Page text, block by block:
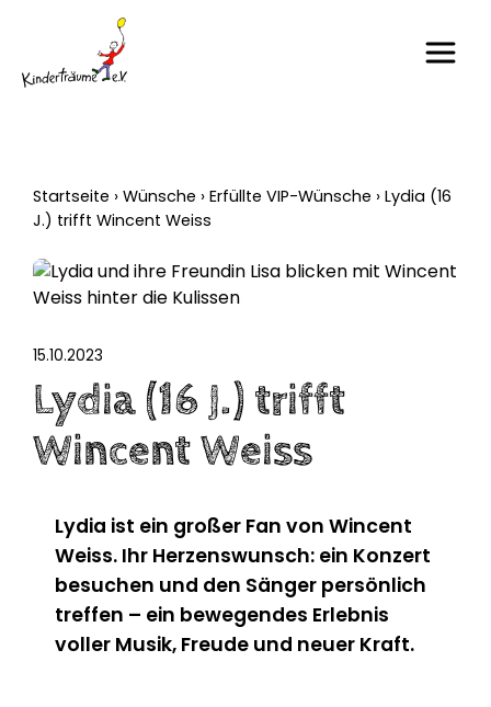
Startseite › Wünsche › Erfüllte VIP-Wünsche › Lydia (16
J.) trifft Wincent Weiss
15.10.2023
Lydia (16 J.) trifft
Wincent Weiss
Lydia ist ein großer Fan von Wincent
Weiss. Ihr Herzenswunsch: ein Konzert
besuchen und den Sänger persönlich
treffen – ein bewegendes Erlebnis
voller Musik, Freude und neuer Kraft.